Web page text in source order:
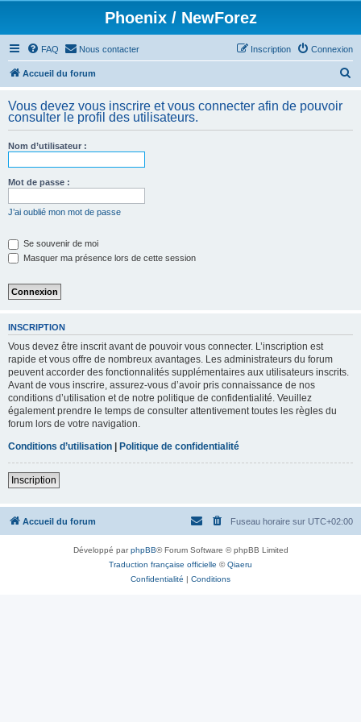
Phoenix / NewForez
FAQ Nous contacter Connexion
Inscription
Accueil du forum
h
Vous devez vous inscrire et vous connecter afin de pouvoir
consulter le profil des utilisateurs.
Nom d’utilisateur :
Mot de passe :
J’ai oublié mon mot de passe
Se souvenir de moi
Masquer ma présence lors de cette session
INSCRIPTION
Vous devez être inscrit avant de pouvoir vous connecter. L’inscription est
rapide et vous offre de nombreux avantages. Les administrateurs du forum
peuvent accorder des fonctionnalités supplémentaires aux utilisateurs inscrits.
Avant de vous inscrire, assurez-vous d’avoir pris connaissance de nos
conditions d’utilisation et de notre politique de confidentialité. Veuillez
également prendre le temps de consulter attentivement toutes les règles du
forum lors de votre navigation.
Conditions d’utilisation | Politique de confidentialité
Inscription
Accueil du forum Fuseau horaire sur UTC+02:00
Développé parphpBB® Forum Software © phpBB Limited
Traduction française officielle ©Qiaeru
Confidentialité | Conditions